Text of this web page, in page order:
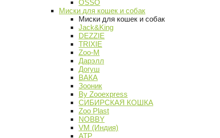
OSSO
Миски для кошек и собак
Миски для кошек и собак
Jack&King
DEZZIE
TRIXIE
Zoo-M
Дарэлл
Догуш
ВАКА
Зооник
By Zooexpress
СИБИРСКАЯ КОШКА
Zoo Plast
NOBBY
VM (Индия)
АТР